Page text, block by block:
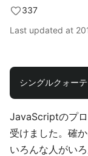
337
Last updated at
JavaScriptのプ
受けました。確
いろんな人がい